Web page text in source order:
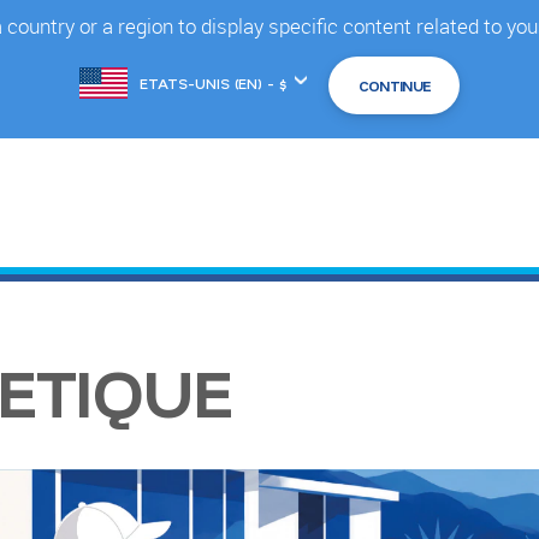
country or a region to display specific content related to
de